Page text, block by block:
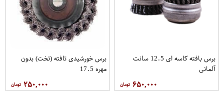
برس بافته کاسه ای 12.5 سانت
آلمانی
۶۵۰,۰۰۰
برس خورشیدی تافته (تخت) بدون
مهره 17.5
۲۵۰,۰۰۰